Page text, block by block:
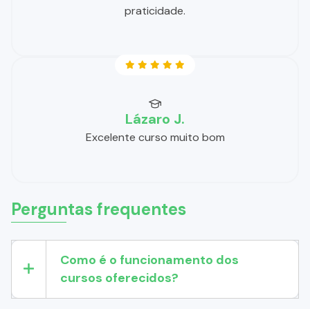
praticidade.
Lázaro J.
Excelente curso muito bom
Perguntas frequentes
Como é o funcionamento dos
cursos oferecidos?